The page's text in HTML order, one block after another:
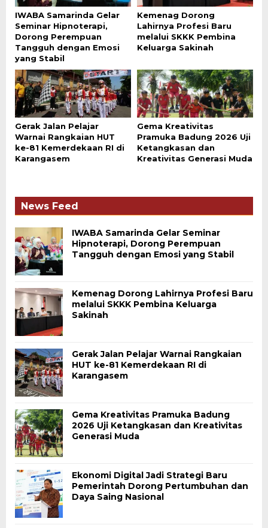
IWABA Samarinda Gelar
Seminar Hipnoterapi,
Dorong Perempuan
Tangguh dengan Emosi
yang Stabil
Kemenag Dorong
Lahirnya Profesi Baru
melalui SKKK Pembina
Keluarga Sakinah
Gerak Jalan Pelajar
Warnai Rangkaian HUT
ke-81 Kemerdekaan RI di
Karangasem
Gema Kreativitas
Pramuka Badung 2026 Uji
Ketangkasan dan
Kreativitas Generasi Muda
News Feed
IWABA Samarinda Gelar Seminar
Hipnoterapi, Dorong Perempuan
Tangguh dengan Emosi yang Stabil
Kemenag Dorong Lahirnya Profesi Baru
melalui SKKK Pembina Keluarga
Sakinah
Gerak Jalan Pelajar Warnai Rangkaian
HUT ke-81 Kemerdekaan RI di
Karangasem
Gema Kreativitas Pramuka Badung
2026 Uji Ketangkasan dan Kreativitas
Generasi Muda
Ekonomi Digital Jadi Strategi Baru
Pemerintah Dorong Pertumbuhan dan
Daya Saing Nasional